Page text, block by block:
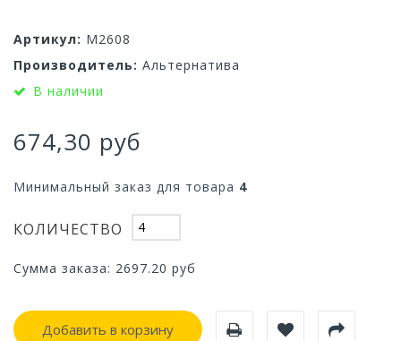
Артикул: М2608
Производитель: Альтернатива
В наличии
674,30 руб
Минимальный заказ для товара 4
КОЛИЧЕСТВО
Сумма заказа: 2697.20 руб
Добавить в корзину